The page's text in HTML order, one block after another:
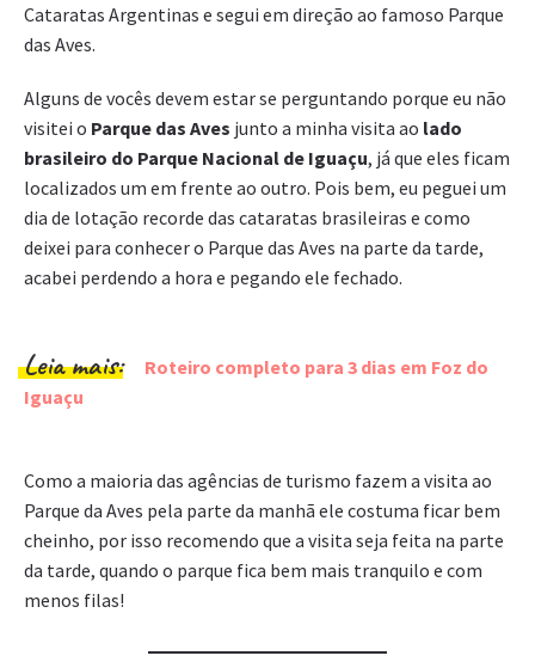
Cataratas Argentinas e segui em direção ao famoso Parque
das Aves.
Alguns de vocês devem estar se perguntando porque eu não
visitei o Parque das Aves junto a minha visita ao lado
brasileiro do Parque Nacional de Iguaçu, já que eles ficam
localizados um em frente ao outro. Pois bem, eu peguei um
dia de lotação recorde das cataratas brasileiras e como
deixei para conhecer o Parque das Aves na parte da tarde,
acabei perdendo a hora e pegando ele fechado.
Leia mais:
Roteiro completo para 3 dias em Foz do
Iguaçu
Como a maioria das agências de turismo fazem a visita ao
Parque da Aves pela parte da manhã ele costuma ficar bem
cheinho, por isso recomendo que a visita seja feita na parte
da tarde, quando o parque fica bem mais tranquilo e com
menos filas!